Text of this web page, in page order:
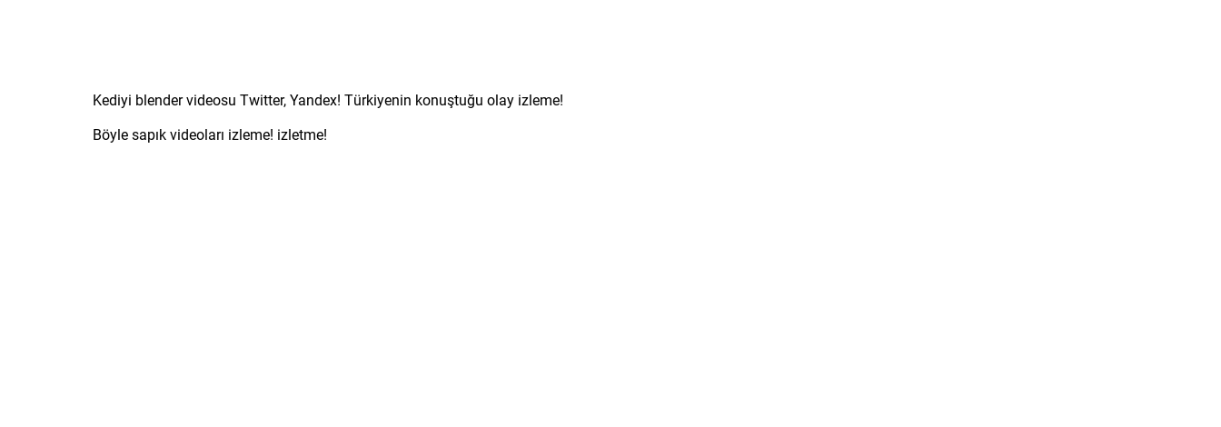
Kediyi blender videosu Twitter, Yandex! Türkiyenin konuştuğu olay izleme!
Böyle sapık videoları izleme! izletme!